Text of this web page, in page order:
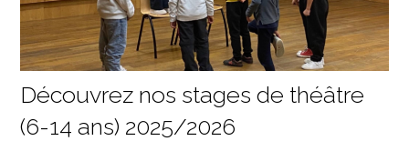
Découvrez nos stages de théâtre
(6-14 ans) 2025/2026